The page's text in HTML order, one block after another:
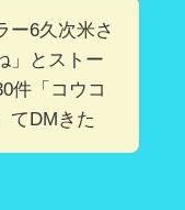
ー6久次米さ
」とストー
件「コウコ
てDMきた